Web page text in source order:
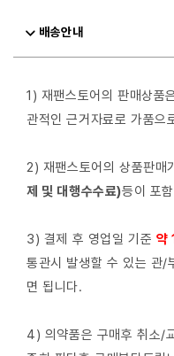
배송안내
1) 재팬스토어의 판매상품
관적인 근거자료로 가품
2) 재팬스토어의 상품판매
제 및 대행수수료)등이 포
3) 결제 후 영업일 기준 약
통관시 발생할 수 있는 관/
면 됩니다.
4) 의약품은 구매후 취소/